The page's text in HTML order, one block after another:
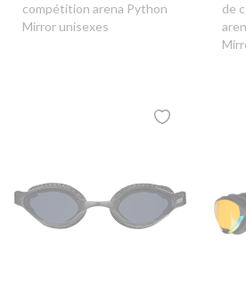
compétition arena Python
Mirror unisexes
de